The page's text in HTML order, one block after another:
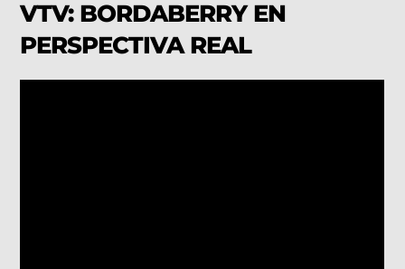
VTV: BORDABERRY EN
PERSPECTIVA REAL